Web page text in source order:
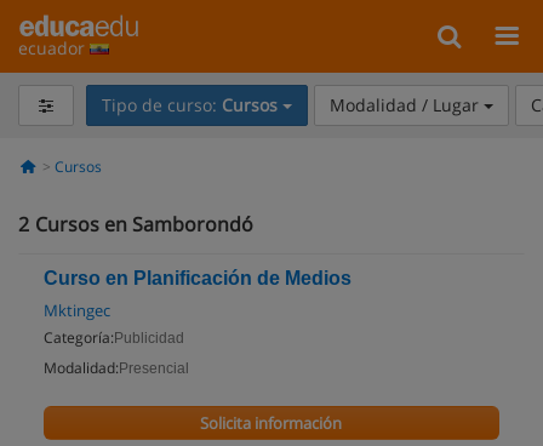
ecuador
Tipo de curso: Cursos Modalidad / Lugar
Cursos
2 Cursos en Samborondó
Curso en Planificación de Medios
Mktingec
Categoría: Publicidad
Modalidad: Presencial
Solicita información